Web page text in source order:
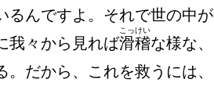
るんですよ。それで世の中が
我々から見れば滑稽
こっけい
な様な、
だから、これを救うには、